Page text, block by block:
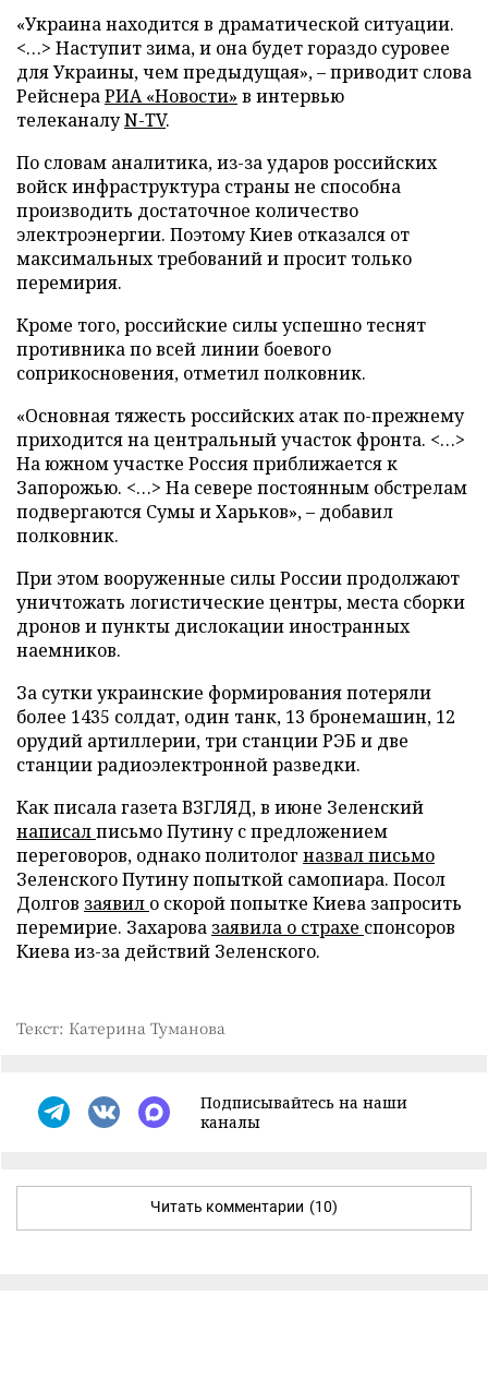
«Украина находится в драматической ситуации.
<…> Наступит зима, и она будет гораздо суровее
для Украины, чем предыдущая», – приводит слова
РейснераРИА «Новости» в интервью
телеканалуN-TV.
По словам аналитика, из-за ударов российских
войск инфраструктура страны не способна
производить достаточное количество
электроэнергии. Поэтому Киев отказался от
максимальных требований и просит только
перемирия.
Кроме того, российские силы успешно теснят
противника по всей линии боевого
соприкосновения, отметил полковник.
«Основная тяжесть российских атак по-прежнему
приходится на центральный участок фронта. <…>
На южном участке Россия приближается к
Запорожью. <…> На севере постоянным обстрелам
подвергаются Сумы и Харьков», – добавил
полковник.
При этом вооруженные силы России продолжают
уничтожать логистические центры, места сборки
дронов и пункты дислокации иностранных
наемников.
За сутки украинские формирования потеряли
более 1435 солдат, один танк, 13 бронемашин, 12
орудий артиллерии, три станции РЭБ и две
станции радиоэлектронной разведки.
Как писала газета ВЗГЛЯД, в июне Зеленский
написалписьмо Путину с предложением
переговоров, однако политолог назвал письмо
Зеленского Путину попыткой самопиара. Посол
Долгов заявил о скорой попытке Киева запросить
перемирие. Захарова заявила о страхе спонсоров
Киева из-за действий Зеленского.
Текст: Катерина Туманова
Подписывайтесь на наши
каналы
Читать комментарии (10)